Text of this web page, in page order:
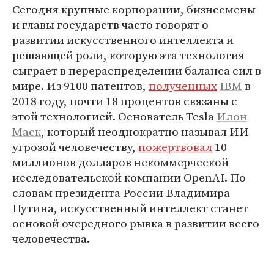
Сегодня крупные корпорации, бизнесмены
и главы государств часто говорят о
развитии искусственного интеллекта и
решающей роли, которую эта технология
сыграет в перераспределении баланса сил в
мире. Из 9100 патентов, полученныхIBMв
2018 году, почти 18 процентов связаны с
этой технологией. Основатель TeslaИлон
Маск, который неоднократно называл ИИ
угрозой человечеству, пожертвовал10
миллионов долларов некоммерческой
исследовательской компании OpenAI. По
словам президента России Владимира
Путина, искусственный интеллект станет
основой очередного рывка в развитии всего
человечества.